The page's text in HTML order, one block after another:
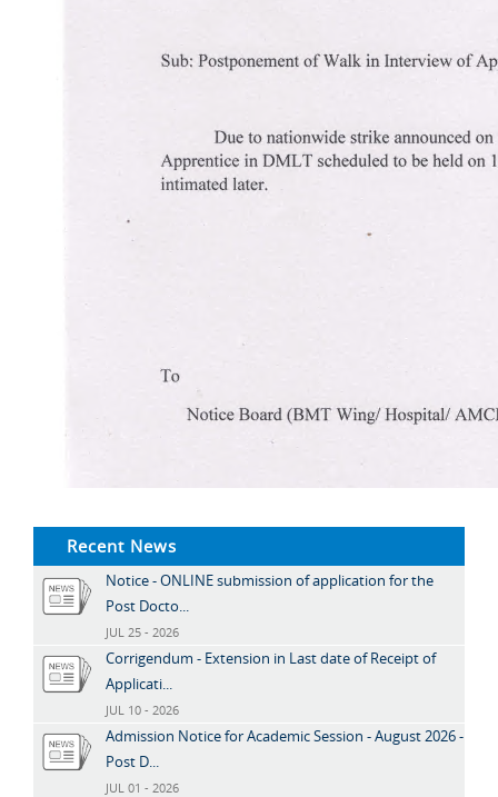
Recent News
Notice - ONLINE submission of application for the
Post Docto...
JUL 25 - 2026
Corrigendum - Extension in Last date of Receipt of
Applicati...
JUL 10 - 2026
Admission Notice for Academic Session - August 2026 -
Post D...
JUL 01 - 2026